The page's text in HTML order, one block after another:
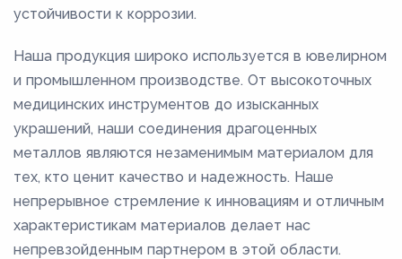
устойчивости к коррозии.
Наша продукция широко используется в ювелирном
и промышленном производстве. От высокоточных
медицинских инструментов до изысканных
украшений, наши соединения драгоценных
металлов являются незаменимым материалом для
тех, кто ценит качество и надежность. Наше
непрерывное стремление к инновациям и отличным
характеристикам материалов делает нас
непревзойденным партнером в этой области.